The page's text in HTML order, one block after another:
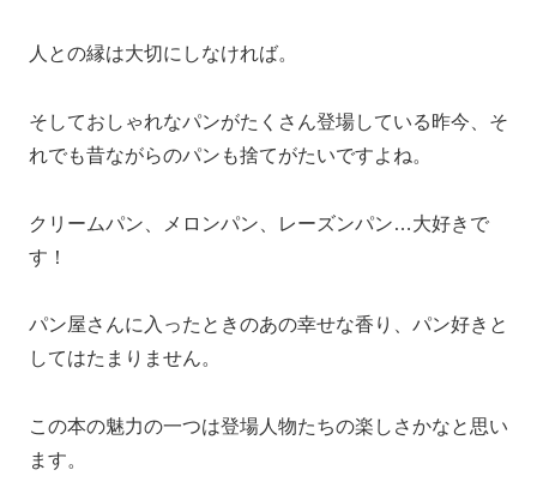
人との縁は大切にしなければ。
そしておしゃれなパンがたくさん登場している昨今、そ
れでも昔ながらのパンも捨てがたいですよね。
クリームパン、メロンパン、レーズンパン…大好きで
す！
パン屋さんに入ったときのあの幸せな香り、パン好きと
してはたまりません。
この本の魅力の一つは登場人物たちの楽しさかなと思い
ます。